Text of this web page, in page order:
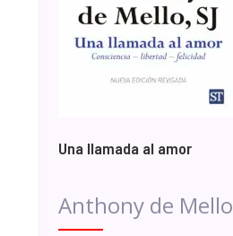
Una llamada al amor
Anthony de Mello